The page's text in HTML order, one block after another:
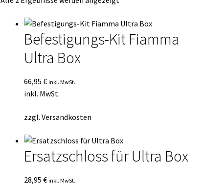
sortiert
Befestigungs-Kit Fiamma
Ultra Box
66,95 € inkl. MwSt.
inkl. MwSt.
zzgl. Versandkosten
Ersatzschloss für Ultra Box
28,95 € inkl. MwSt.